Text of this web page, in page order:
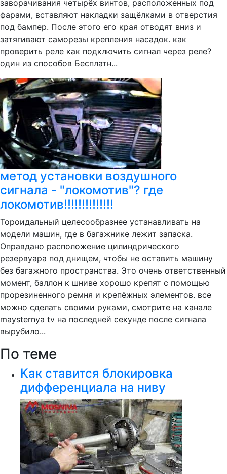
заворачивания четырёх винтов, расположенных под
фарами, вставляют накладки защёлками в отверстия
под бампер. После этого его края отводят вниз и
затягивают саморезы крепления насадок. как
проверить реле как подключить сигнал через реле?
один из способов Бесплатн...
метод установки воздушного
сигнала - "локомотив"? где
локомотив!!!!!!!!!!!!!!
Тороидальный целесообразнее устанавливать на
модели машин, где в багажнике лежит запаска.
Оправдано расположение цилиндрического
резервуара под днищем, чтобы не оставить машину
без багажного пространства. Это очень ответственный
момент, баллон к шниве хорошо крепят с помощью
прорезиненного ремня и крепёжных элементов. все
можно сделать своими руками, смотрите на канале
maysternya tv на последней секунде после сигнала
вырубило...
По теме
Как ставится блокировка
дифференциала на ниву